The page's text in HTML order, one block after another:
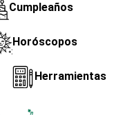
Cumpleaños
Horóscopos
Herramientas